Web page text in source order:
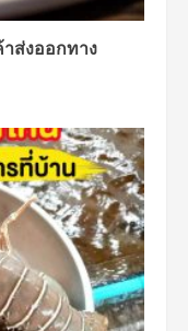
ส่งออกทาง